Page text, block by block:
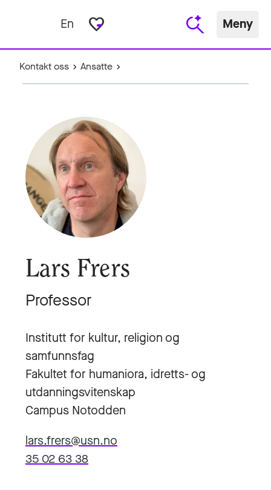
En favorite_border Meny
Kontakt oss Ansatte
Lars Frers
Professor
Institutt for kultur, religion og
samfunnsfag
Fakultet for humaniora, idretts- og
utdanningsvitenskap
Campus Notodden
lars.frers@usn.no
35 02 63 38